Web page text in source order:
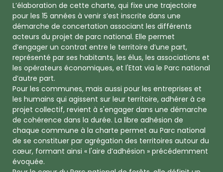
L’élaboration de cette charte, qui fixe une trajectoire
pour les 15 années à venir s’est inscrite dans une
démarche de concertation associant les différents
acteurs du projet de parc national. Elle permet
d’engager un contrat entre le territoire d’une part,
représenté par ses habitants, les élus, les associations et
les opérateurs économiques, et l'Etat via le Parc national
d’autre part.
Pour les communes, mais aussi pour les entreprises et
les humains qui agissent sur leur territoire, adhérer à ce
projet collectif, revient à s'engager dans une démarche
de cohérence dans la durée. La libre adhésion de
chaque commune à la charte permet au Parc national
de se constituer par agrégation des territoires autour du
cœur, formant ainsi « l'aire d’adhésion » précédemment
évoquée.